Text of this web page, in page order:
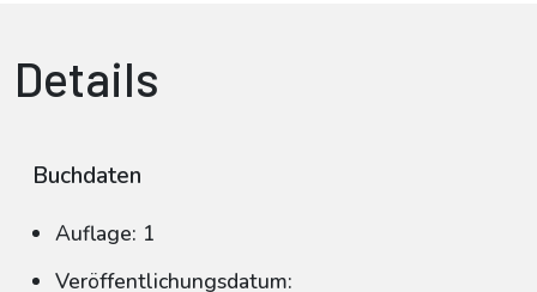
Details
Buchdaten
Auflage: 1
Veröffentlichungsdatum: